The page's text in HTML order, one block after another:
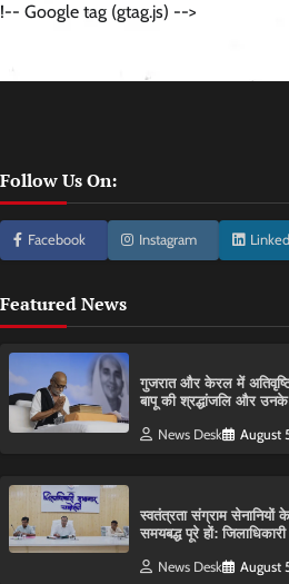
!-- Google tag (gtag.js) -->
Follow Us On:
Facebook Instagram
Featured News
गुजरात और केरल में
बापू की श्रद्धांजलि और उनके
News Desk August
स्वतंत्रता संग्राम
समयबद्ध पूरे हों: जिलाधिकारी
News Desk August